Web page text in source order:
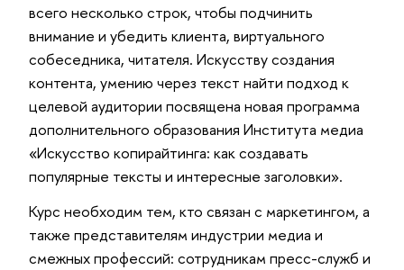
всего несколько строк, чтобы подчинить
внимание и убедить клиента, виртуального
собеседника, читателя. Искусству создания
контента, умению через текст найти подход к
целевой аудитории посвящена новая программа
дополнительного образования Института медиа
«Искусство копирайтинга: как создавать
популярные тексты и интересные заголовки».
Курс необходим тем, кто связан с маркетингом, а
также представителям индустрии медиа и
смежных профессий: сотрудникам пресс-служб и